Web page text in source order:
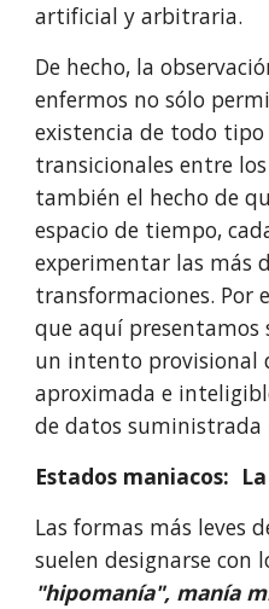
artificial y arbitraria.
De hecho, la
enfermos no sólo
existencia de todo tipo
transicionales entre
también el hecho de
espacio de tiempo,
experimentar las más
transformaciones. Por
que aquí presentamos
un intento provisional
aproximada e
de datos suministrada
Estados maniacos:  La
Las formas más leves
"hipomanía", manía